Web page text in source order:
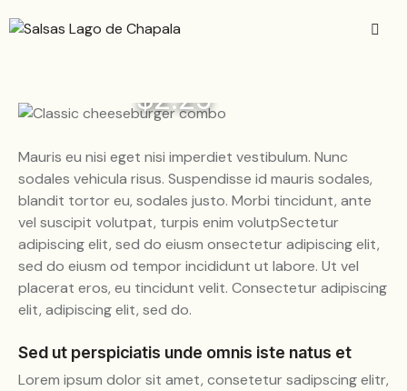
$2.25
Mauris eu nisi eget nisi imperdiet vestibulum. Nunc
sodales vehicula risus. Suspendisse id mauris sodales,
blandit tortor eu, sodales justo. Morbi tincidunt, ante
vel suscipit volutpat, turpis enim volutpSectetur
adipiscing elit, sed do eiusm onsectetur adipiscing elit,
sed do eiusm od tempor incididunt ut labore. Ut vel
placerat eros, eu tincidunt velit. Consectetur adipiscing
elit, adipiscing elit, sed do.
Sed ut perspiciatis unde omnis iste natus et
Lorem ipsum dolor sit amet, consetetur sadipscing elitr,